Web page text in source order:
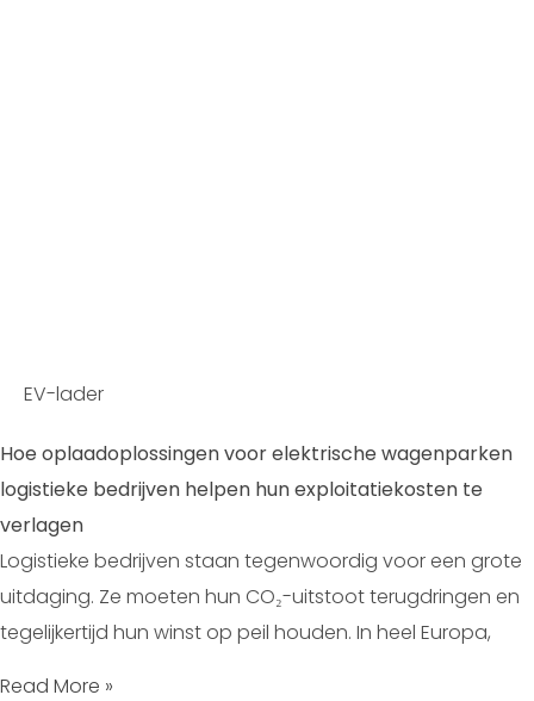
EV-lader
Hoe oplaadoplossingen voor elektrische wagenparken
logistieke bedrijven helpen hun exploitatiekosten te
verlagen
Logistieke bedrijven staan tegenwoordig voor een grote
uitdaging. Ze moeten hun CO₂-uitstoot terugdringen en
tegelijkertijd hun winst op peil houden. In heel Europa,
Read More »